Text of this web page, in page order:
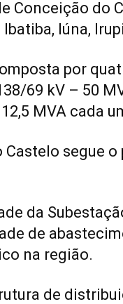
Conceição do
Iúna,
por
69 kV – 50
MVA cada
Castelo segue
da
de
na região.
de